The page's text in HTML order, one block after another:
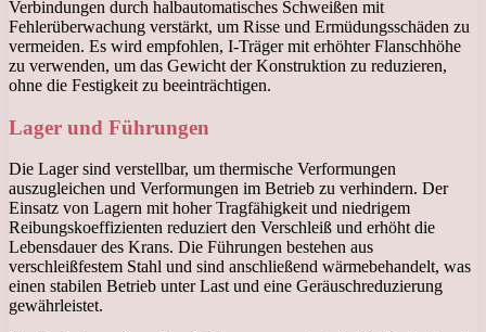
Verbindungen durch halbautomatisches Schweißen mit
Fehlerüberwachung verstärkt, um Risse und Ermüdungsschäden zu
vermeiden. Es wird empfohlen, I-Träger mit erhöhter Flanschhöhe
zu verwenden, um das Gewicht der Konstruktion zu reduzieren,
ohne die Festigkeit zu beeinträchtigen.
Lager und Führungen
Die Lager sind verstellbar, um thermische Verformungen
auszugleichen und Verformungen im Betrieb zu verhindern. Der
Einsatz von Lagern mit hoher Tragfähigkeit und niedrigem
Reibungskoeffizienten reduziert den Verschleiß und erhöht die
Lebensdauer des Krans. Die Führungen bestehen aus
verschleißfestem Stahl und sind anschließend wärmebehandelt, was
einen stabilen Betrieb unter Last und eine Geräuschreduzierung
gewährleistet.